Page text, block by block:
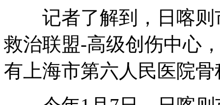
记者了解到，日喀则
救治联盟-高级创伤中心
有上海市第六人民医院